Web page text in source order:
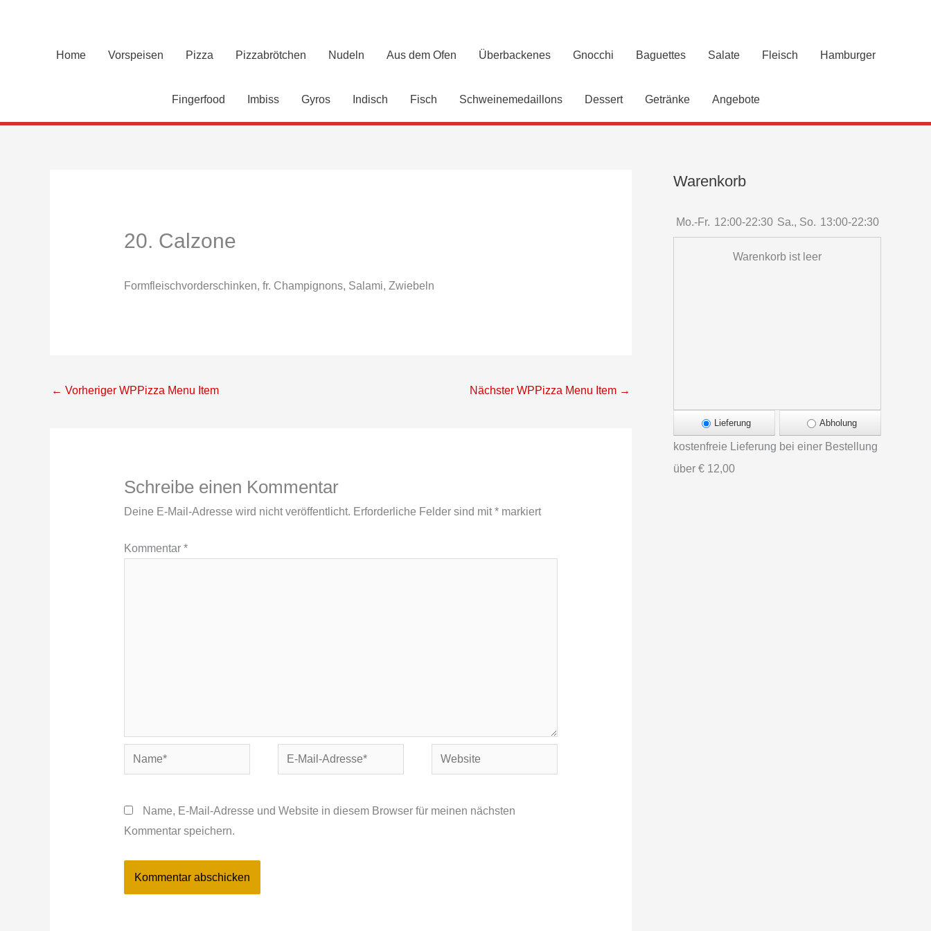
Home Vorspeisen Pizza Pizzabrötchen Nudeln Aus dem Ofen Überbackenes Gnocchi Baguettes Salate Fleisch Hamburger
Fingerfood Imbiss Gyros Indisch Fisch Schweinemedaillons Dessert Getränke Angebote
20. Calzone
Formfleischvorderschinken, fr. Champignons, Salami, Zwiebeln
← Vorheriger WPPizza Menu Item Nächster WPPizza Menu Item →
Schreibe einen Kommentar
Deine E-Mail-Adresse wird nicht veröffentlicht. Erforderliche Felder sind mit*markiert
Kommentar *
Name*
E-
Mail-
Website
Name, E-Mail-Adresse und Website in diesem Browser für meinen nächsten
Kommentar speichern.
Warenkorb
Mo.-Fr. 12:00-22:30 Sa., So. 13:00-22:30
Warenkorb ist leer
Lieferung Abholung
kostenfreie Lieferung bei einer Bestellung
über € 12,00